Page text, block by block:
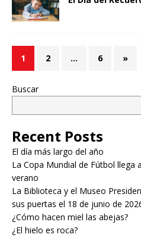
1 2 … 6 »
Buscar
Recent Posts
El día más largo del año
La Copa Mundial de Fútbol llega
verano
La Biblioteca y el Museo
sus puertas el 18 de junio de
¿Cómo hacen miel las abejas?
¿El hielo es roca?